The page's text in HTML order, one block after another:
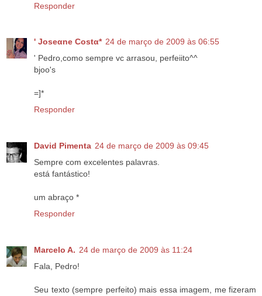
Responder
' Joseαne Costα* 24 de março de 2009 às 06:55
' Pedro,como sempre vc arrasou, perfeiito^^
bjoo's
=]*
Responder
David Pimenta 24 de março de 2009 às 09:45
Sempre com excelentes palavras.
está fantástico!
um abraço *
Responder
Marcelo A. 24 de março de 2009 às 11:24
Fala, Pedro!
Seu texto (sempre perfeito) mais essa imagem, me fizeram